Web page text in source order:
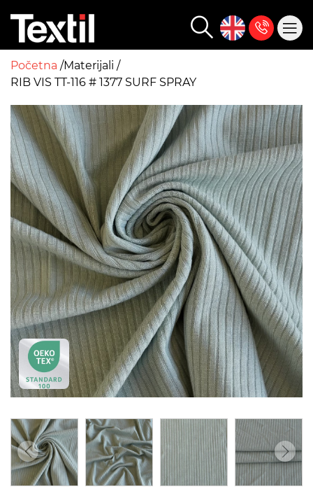
Početna Materijali
RIB VIS TT-116 # 1377 SURF SPRAY